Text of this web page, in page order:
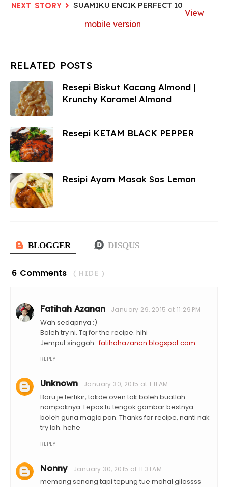
SUAMIKU ENCIK PERFECT 10
View
mobile version
Resepi Biskut Kacang Almond |
Krunchy Karamel Almond
Resepi KETAM BLACK PEPPER
Resipi Ayam Masak Sos Lemon
6 Comments ( HIDE )
Fatihah Azanan January 29, 2015 at 11:29 PM
Wah sedapnya :)
Boleh try ni. Tq for the recipe. hihi
Jemput singgah :fatihahazanan.blogspot.com
REPLY
Unknown January 30, 2015 at 1:11 AM
Baru je terfikir, takde oven tak boleh buatlah
nampaknya. Lepas tu tengok gambar bestnya
boleh guna magic pan. Thanks for recipe, nanti nak
try lah. hehe
REPLY
Nonny January 30, 2015 at 11:31 AM
memang senang tapi tepung tue mahal gilossss